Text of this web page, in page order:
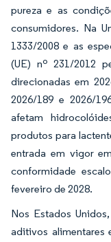
pureza e as
consumidores. Na
1333/2008 e as
(UE) nº 231/2012
direcionadas em
2026/189 e 2026/
afetam
produtos para
entrada em vigor
conformidade
fevereiro de 2028.
Nos Estados
aditivos alimentares